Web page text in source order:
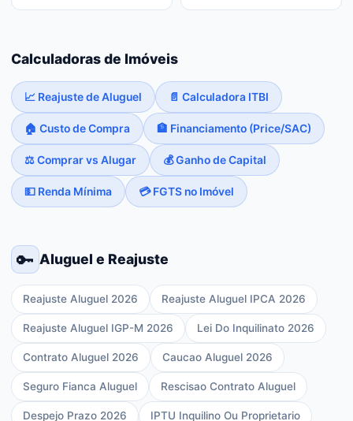
Calculadoras de Imóveis
📈 Reajuste de Aluguel 📄 Calculadora ITBI
🏠 Custo de Compra 🏦 Financiamento (Price/SAC)
⚖️ Comprar vs Alugar 💰 Ganho de Capital
💵 Renda Mínima 💳 FGTS no Imóvel
🔑 Aluguel e Reajuste
Reajuste Aluguel 2026 Reajuste Aluguel IPCA 2026
Reajuste Aluguel IGP-M 2026 Lei Do Inquilinato 2026
Contrato Aluguel 2026 Caucao Aluguel 2026
Seguro Fianca Aluguel Rescisao Contrato Aluguel
Despejo Prazo 2026 IPTU Inquilino Ou Proprietario